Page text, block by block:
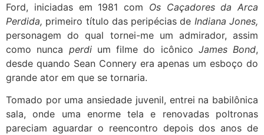
Ford, iniciadas em 1981 com Os Caçadores da Arca
Perdida, primeiro título das peripécias de Indiana Jones,
personagem do qual tornei-me um admirador, assim
como nunca perdium filme do icônico James Bond,
desde quando Sean Connery era apenas um esboço do
grande ator em que se tornaria.
Tomado por uma ansiedade juvenil, entrei na babilônica
sala, onde uma enorme tela e renovadas poltronas
pareciam aguardar o reencontro depois dos anos de